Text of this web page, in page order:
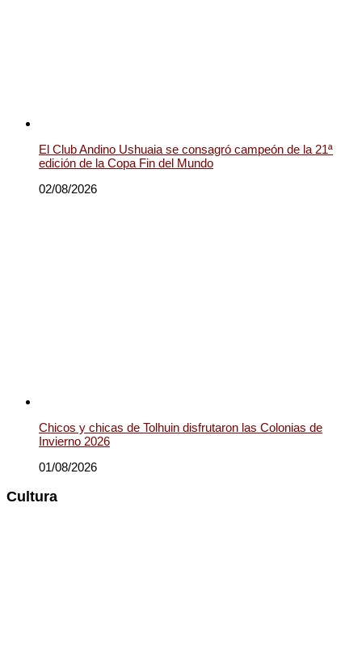
El Club Andino Ushuaia se consagró campeón de la 21ª
edición de la Copa Fin del Mundo
02/08/2026
Chicos y chicas de Tolhuin disfrutaron las Colonias de
Invierno 2026
01/08/2026
Cultura